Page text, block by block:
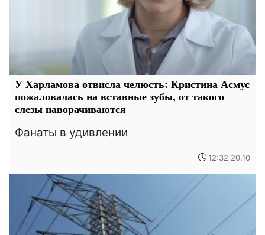
У Харламова отвисла челюсть: Кристина Асмус
пожаловалась на вставные зубы, от такого
слезы наворачиваются
Фанаты в удивлении
12:32 20.10